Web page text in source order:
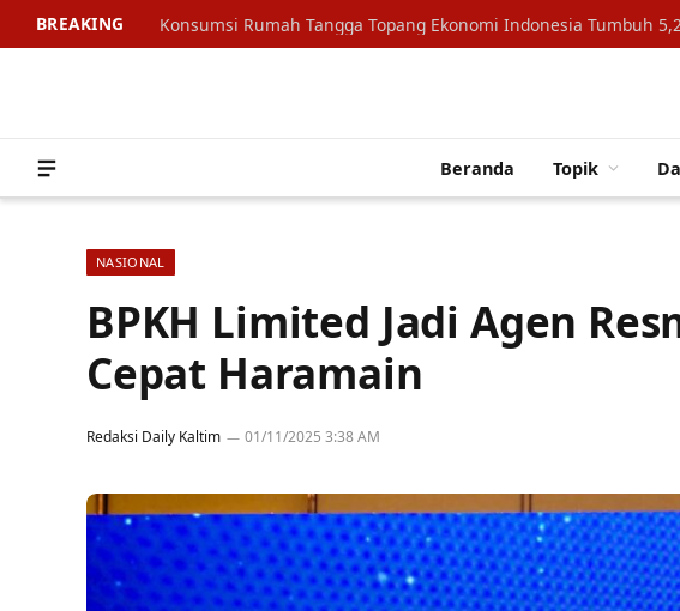
BREAKING
Beranda Topik
NASIONAL
BPKH Limited Jadi Agen
Cepat Haramain
Redaksi Daily Kaltim 01/11/2025 3:38 AM